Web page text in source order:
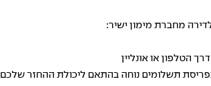
מחברת מימון ישיר:
הטלפון או אונליין
תשלומים נוחה בהתאם ליכולת ההחזר שלכם